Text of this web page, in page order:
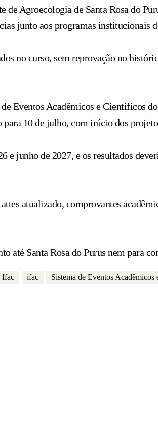
Agroecologia de Santa Rosa do
junto aos programas institucionais
no curso, sem reprovação no
Eventos Acadêmicos e Científicos
10 de julho, com início dos
junho de 2027, e os resultados
atualizado, comprovantes
até Santa Rosa do Purus nem para
Ifac ifac
Sistema de Eventos Acadêmicos